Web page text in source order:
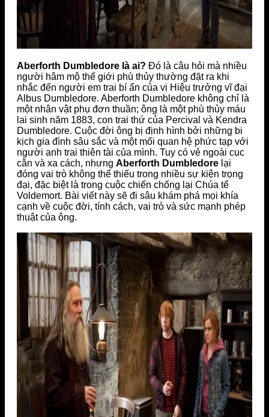
Aberforth Dumbledore là ai? Đó là câu hỏi mà nhiều
người hâm mộ thế giới phù thủy thường đặt ra khi
nhắc đến người em trai bí ẩn của vị Hiệu trưởng vĩ đại
Albus Dumbledore. Aberforth Dumbledore không chỉ là
một nhân vật phụ đơn thuần; ông là một phù thủy máu
lai sinh năm 1883, con trai thứ của Percival và Kendra
Dumbledore. Cuộc đời ông bị định hình bởi những bi
kịch gia đình sâu sắc và một mối quan hệ phức tạp với
người anh trai thiên tài của mình. Tuy có vẻ ngoài cục
cằn và xa cách, nhưng Aberforth Dumbledore lại
đóng vai trò không thể thiếu trong nhiều sự kiện trọng
đại, đặc biệt là trong cuộc chiến chống lại Chúa tể
Voldemort. Bài viết này sẽ đi sâu khám phá mọi khía
cạnh về cuộc đời, tính cách, vai trò và sức mạnh phép
thuật của ông.